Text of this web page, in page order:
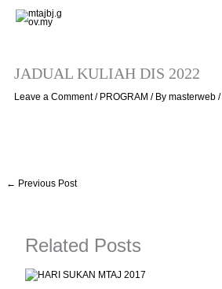
JADUAL KULIAH DIS 2022
Leave a Comment / PROGRAM / Bymasterweb/
← Previous Post
Related Posts